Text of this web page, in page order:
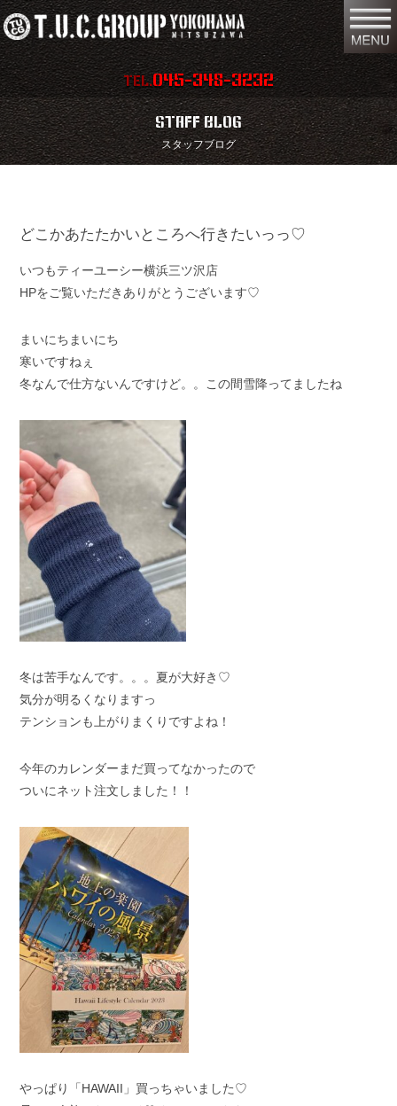
TEL.045-348-3232
在庫車両情報 店舗情報
保証内容 地図
スタッフ紹介 お問い合わせ
特別作業 注文販売
リクルート リンク
スタッフブログ
ホーム
STAFF BLOG
スタッフブログ
どこかあたたかいところへ行きたいっっ♡
いつもティーユーシー横浜三ツ沢店
HPをご覧いただきありがとうございます♡
まいにちまいにち
寒いですねぇ
冬なんで仕方ないんですけど。。この間雪降ってましたね
冬は苦手なんです。。。夏が大好き♡
気分が明るくなりますっ
テンションも上がりまくりですよね！
今年のカレンダーまだ買ってなかったので
ついにネット注文しました！！
やっぱり「HAWAII」買っちゃいました♡